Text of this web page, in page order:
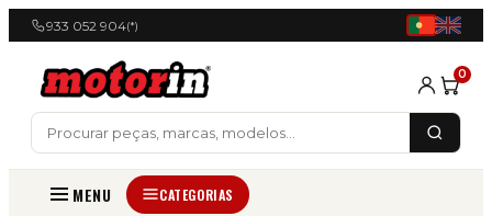
933 052 904(*)
0
MENU CATEGORIAS